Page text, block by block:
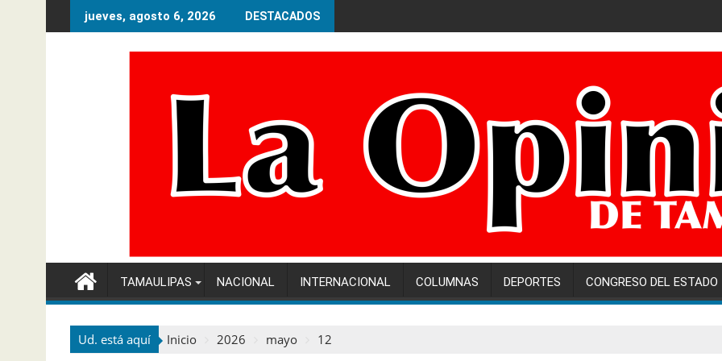
al
jueves, agosto 6, 2026 DESTACADOS
TAMAULIPAS NACIONAL INTERNACIONAL COLUMNAS DEPORTES CONGRESO DEL ESTADO
Ud. está aquí Inicio 2026 mayo 12